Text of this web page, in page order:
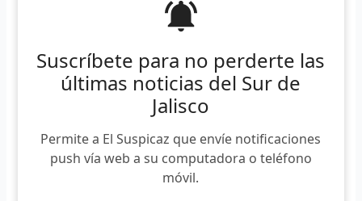
Suscríbete para no perderte las
últimas noticias del Sur de
Jalisco
Permite a El Suspicaz que envíe notificaciones
push vía web a su computadora o teléfono
móvil.
La selección mexicana, de la que forma parte Isabel Aburto,
logró vencer a potencias internacionales como Hungría,
que son las actuales campeonas Olímpicas; Nueva
Zelanda, cuartas en los Juegos Olímpicos de Tokyo con la
experimentada Lisa Carrington 5 veces campeona
olímpica, y Alemania, quintas en los Juegos Olímpicos